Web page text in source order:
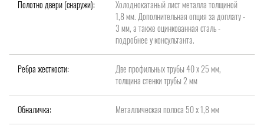
Полотно двери (снаружи):
Холоднокатаный лист металла толщиной
1,8 мм. Дополнительная опция за доплату -
3 мм, а также оцинкованная сталь -
подробнее у консультанта.
Ребра жесткости:
Две профильных трубы 40 х 25 мм,
толщина стенки трубы 2 мм
Обналичка: Металлическая полоса 50 х 1,8 мм